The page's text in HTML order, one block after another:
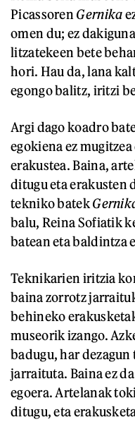
Picassoren Gernika
omen du; ez
litzatekeen bete
hori. Hau da, lana
egongo balitz, iritzi
Argi dago koadro
egokiena ez
erakustea. Baina,
ditugu eta erakusten
tekniko batek
balu, Reina Sofiatik
batean eta baldintza
Teknikarien iritzia
baina zorrotz
behineko
museorik izango.
badugu, har
jarraituta. Baina ez
egoera. Artelanak
ditugu, eta